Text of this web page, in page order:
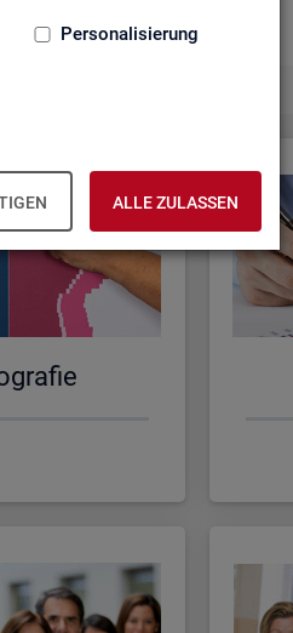
Personalisierung
ALLE ZULASSEN